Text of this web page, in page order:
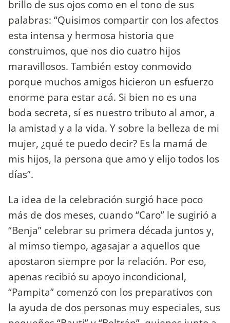
brillo de sus ojos como en el tono de sus
palabras: “Quisimos compartir con los afectos
esta intensa y hermosa historia que
construimos, que nos dio cuatro hijos
maravillosos. También estoy conmovido
porque muchos amigos hicieron un esfuerzo
enorme para estar acá. Si bien no es una
boda secreta, sí es nuestro tributo al amor, a
la amistad y a la vida. Y sobre la belleza de mi
mujer, ¿qué te puedo decir? Es la mamá de
mis hijos, la persona que amo y elijo todos los
días”.
La idea de la celebración surgió hace poco
más de dos meses, cuando “Caro” le sugirió a
“Benja” celebrar su primera década juntos y,
al mimso tiempo, agasajar a aquellos que
apostaron siempre por la relación. Por eso,
apenas recibió su apoyo incondicional,
“Pampita” comenzó con los preparativos con
la ayuda de dos personas muy especiales, sus